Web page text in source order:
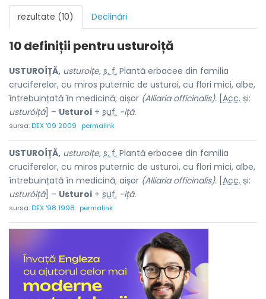
rezultate (10) Declinări
10 definiții pentru usturoiță
USTUROÍȚĂ, usturoițe, s. f. Plantă erbacee din familia
cruciferelor, cu miros puternic de usturoi, cu flori mici, albe,
întrebuințată în medicină; aișor (Alliaria officinalis). Acc. și:
usturóiță] – Usturoi + suf. -iță.
sursa:DEX '09 2009 permalink
USTUROÍȚĂ, usturoițe, s. f. Plantă erbacee din familia
cruciferelor, cu miros puternic de usturoi, cu flori mici, albe,
întrebuințată în medicină; aișor (Alliaria officinalis). Acc. și:
usturóiță] – Usturoi + suf. -iță.
sursa:DEX '98 1998 permalink